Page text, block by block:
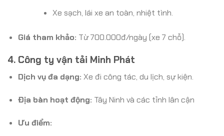
Xe sạch, lái xe an toàn, nhiệt tình.
Giá tham khảo: Từ 700.000đ/ngày (xe 7 chỗ).
4. Công ty vận tải Minh Phát
Dịch vụ đa dạng: Xe đi công tác, du lịch, sự kiện.
Địa bàn hoạt động: Tây Ninh và các tỉnh lân cận
Ưu điểm: